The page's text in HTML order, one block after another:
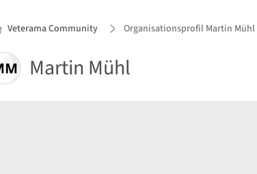
Veterama Community Organisationsprofil Martin Mühl
Martin Mühl